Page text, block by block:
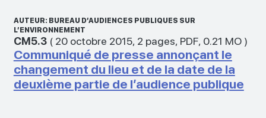
AUTEUR: BUREAU D’AUDIENCES PUBLIQUES SUR
L’ENVIRONNEMENT
CM5.3( 20 octobre 2015, 2 pages, PDF, 0.21 MO)
Communiqué de presse annonçant le
changement du lieu et de la date de la
deuxième partie de l’audience publique